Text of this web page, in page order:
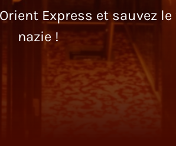
Express et sauvez
nazie !